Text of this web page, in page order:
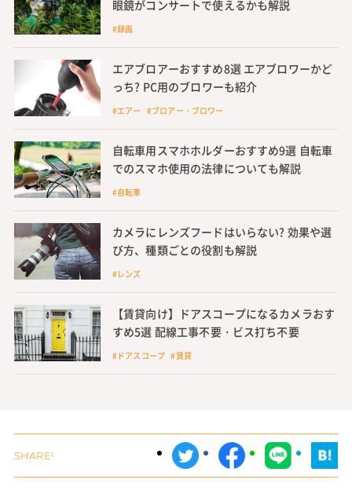
眼鏡がコンサートで使えるかも解説
#録画
エアブロアーおすすめ8選 エアブロワーかど
っち? PC用のブロワーも紹介
#エアー #ブロアー・ブロワー
自転車用スマホホルダーおすすめ9選 自転車
でのスマホ使用の法律についても解説
#自転車
カメラにレンズフードはいらない? 効果や選
び方、種類ごとの役割も解説
#レンズ
【賃貸向け】ドアスコープになるカメラおす
すめ5選 配線工事不要・ビス打ち不要
#ドアスコープ #賃貸